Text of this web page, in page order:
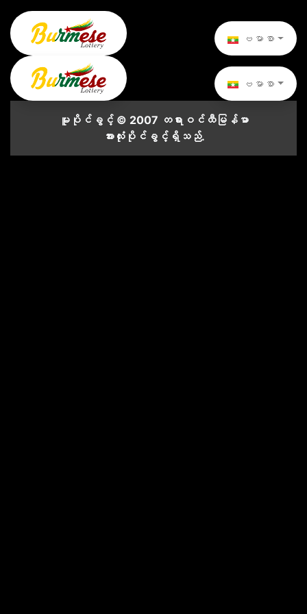
ဗမာစာ
ဗမာစာ
မူပိုင်ခွင့် © 2007 တရားဝင်ထီမြန်မာ
အားလုံးပိုင်ခွင့်ရှိသည်.